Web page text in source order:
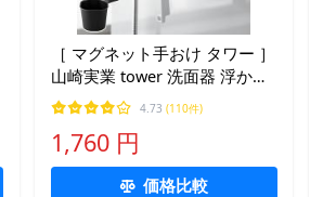
［ マグネット手おけ タワー ］
山崎実業 tower 洗面器 浮かせ
る収納 磁石 お風呂 壁掛け 湯
桶 手桶 フック 桶 yamazaki 公
式 ブラック ホワイト 3607
3608
4.73 (110件)
1,760 円
価格比較